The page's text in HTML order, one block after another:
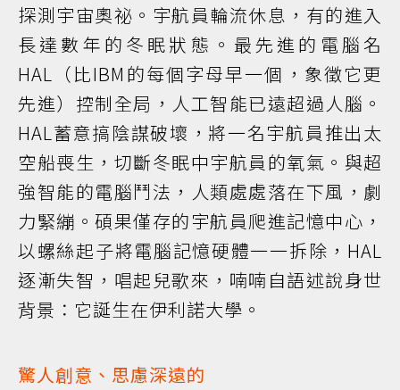
探測宇宙奧祕。宇航員輪流休息，有的進入
長達數年的冬眠狀態。最先進的電腦名
HAL（比IBM的每個字母早一個，象徵它更
先進）控制全局，人工智能已遠超過人腦。
HAL蓄意搞陰謀破壞，將一名宇航員推出太
空船喪生，切斷冬眠中宇航員的氧氣。與超
強智能的電腦鬥法，人類處處落在下風，劇
力緊繃。碩果僅存的宇航員爬進記憶中心，
以螺絲起子將電腦記憶硬體一一拆除，HAL
逐漸失智，唱起兒歌來，喃喃自語述說身世
背景：它誕生在伊利諾大學。
驚人創意、思慮深遠的